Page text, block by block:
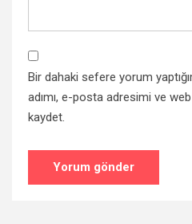
Bir dahaki sefere yorum
adımı, e-posta adresimi ve
kaydet.